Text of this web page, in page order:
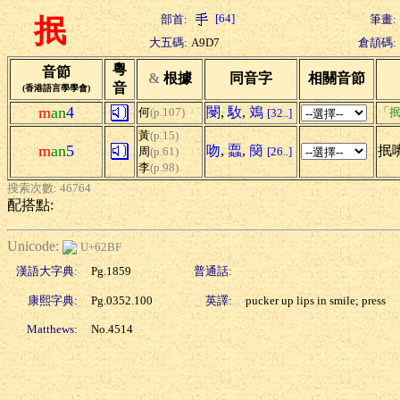
抿 部首: [64]
筆畫:
大五碼: A9D7 倉頡碼:
音節
(香港語言學學會)
粵
音
& 根據 同音字 相關音節
man4 何(p.107) 閿, 駇, 鳼 [32..] 「
man5
黃(p.15)
周(p.61)
李(p.98)
吻, 蠠, 簢 [26..] 抿
搜索次數: 46764
配搭點:
Unicode:
U+62BF
漢語大字典:
Pg.1859 普通話:
康熙字典: Pg.0352.100 英譯: pucker up lips in smile; press
Matthews: No.4514